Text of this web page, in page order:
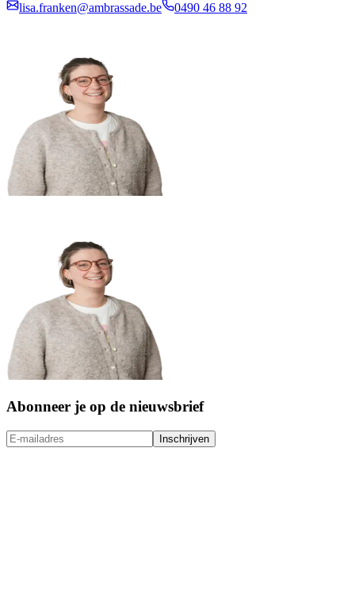
lisa.franken@ambrassade.be
0490 46 88 92
Abonneer je op de nieuwsbrief
Inschrijven